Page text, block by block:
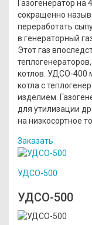
Газогенератор на
сокращенно
переработать
в генераторный
Этот газ
котлов. УДСО-400
котла с
изделием.
для утилизации
на низкосортное
Заказать
УДСО-500
УДСО-500